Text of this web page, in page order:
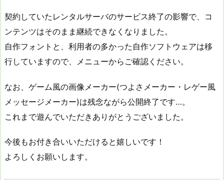
契約していたレンタルサーバのサービス終了の影響で、コ
ンテンツはそのまま継続できなくなりました。
自作フォントと、利用者の多かった自作ソフトウェアは移
行していますので、メニューからご確認ください。
なお、ゲーム風の画像メーカー(つよさメーカー・レゲー風
メッセージメーカー)は残念ながら公開終了です…。
これまで遊んでいただきありがとうございました。
今後もお付き合いいただけると嬉しいです！
よろしくお願いします。